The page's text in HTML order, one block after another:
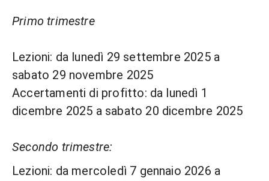
Primo trimestre
Lezioni: da lunedì 29 settembre 2025 a
sabato 29 novembre 2025
Accertamenti di profitto: da lunedì 1
dicembre 2025 a sabato 20 dicembre 2025
Secondo trimestre:
Lezioni: da mercoledì 7 gennaio 2026 a